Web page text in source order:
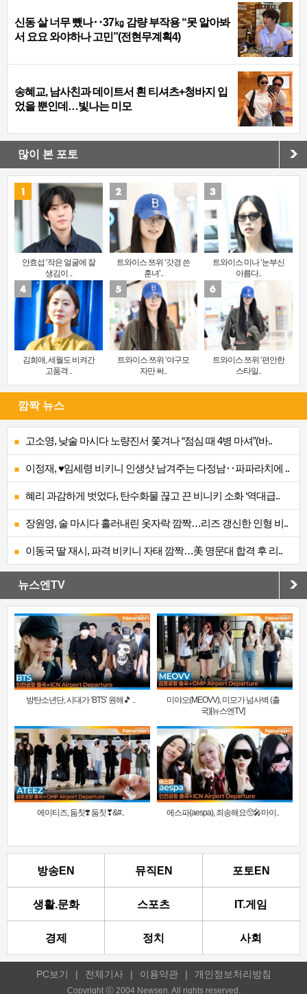
신동 살 너무 뺐나‥37㎏ 감량 부작용 “못 알아봐
서 요요 와야하나 고민”(전현무계획4)
송혜교, 남사친과 데이트서 흰 티셔츠+청바지 입
었을 뿐인데…빛나는 미모
많이 본 포토
안효섭 ‘작은 얼굴에 잘
생김이 ..
트와이스 쯔위 ‘갓경 쓴
훈녀’..
트와이스 미나 ‘눈부신
아름다..
김희애, 세월도 비켜간
고품격 ..
트와이스 쯔위 ‘야구모
자만 써..
트와이스 쯔위 ‘편안한
스타일..
깜짝 뉴스
고소영, 낮술 마시다 노량진서 쫓겨나 “점심 때 4병 마셔”(바..
이정재, ♥임세령 비키니 인생샷 남겨주는 다정남‥파파라치에 ..
혜리 과감하게 벗었다, 탄수화물 끊고 끈 비니키 소화 ‘역대급..
장원영, 술 마시다 흘러내린 옷자락 깜짝…리즈 갱신한 인형 비..
이동국 딸 재시, 파격 비키니 자태 깜짝…美 명문대 합격 후 리..
뉴스엔TV
방탄소년단, 시대가 ‘BTS’ 원해🎵 ..
미야오(MEOVV), 미모가 넘사벽 (출
국)[뉴스엔TV]
에이티즈, 둠칫❣️ 둠칫❣&#.. 에스파(aespa), 죄송해요🥺🎤마이..
방송EN 뮤직EN 포토EN
생활.문화 스포츠 IT.게임
경제 정치 사회
PC보기 | 전체기사 | 이용약관 | 개인정보처리방침
Copyright ⓒ 2004 Newsen. All rights reserved.